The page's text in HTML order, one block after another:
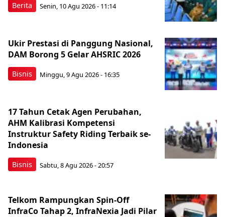
Berita Senin, 10 Agu 2026 - 11:14
Bisnis
Ukir Prestasi di Panggung Nasional,
DAM Borong 5 Gelar AHSRIC 2026
Minggu, 9 Agu 2026 - 16:35
Bisnis
17 Tahun Cetak Agen Perubahan,
AHM Kalibrasi Kompetensi
Instruktur Safety Riding Terbaik se-
Indonesia
Sabtu, 8 Agu 2026 - 20:57
Telkom Rampungkan Spin-Off
InfraCo Tahap 2, InfraNexia Jadi Pilar